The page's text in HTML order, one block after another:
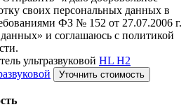
своих персональных данных в
ФЗ № 152 от 27.07.2006 г.
и соглашаюсь с политикой
HL H2
Уточнить стоимость